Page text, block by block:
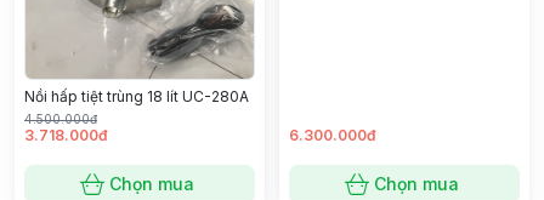
Nồi hấp tiệt trùng 18 lít UC-280A
4.500.000đ
3.718.000đ
Chọn mua
6.300.000đ
Chọn mua